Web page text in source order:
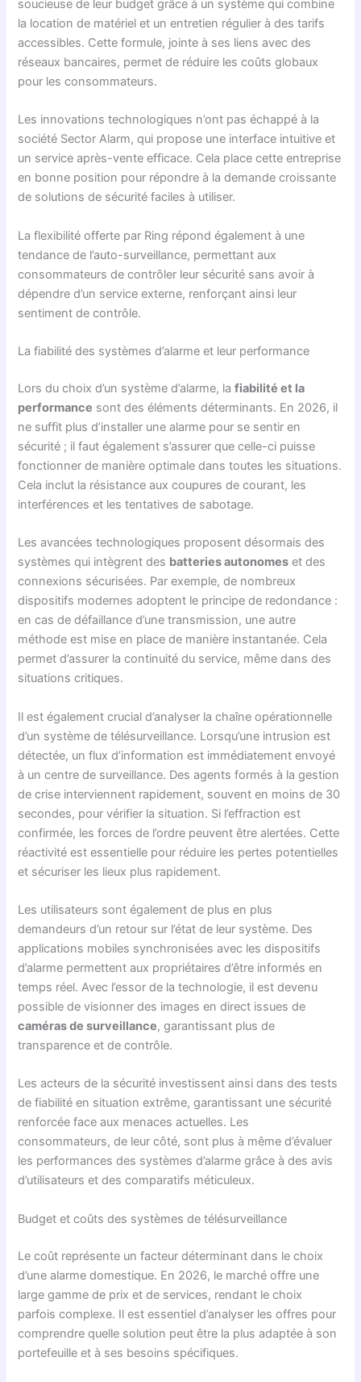
soucieuse de leur budget grâce à un système qui combine
la location de matériel et un entretien régulier à des tarifs
accessibles. Cette formule, jointe à ses liens avec des
réseaux bancaires, permet de réduire les coûts globaux
pour les consommateurs.
Les innovations technologiques n’ont pas échappé à la
société Sector Alarm, qui propose une interface intuitive et
un service après-vente efficace. Cela place cette entreprise
en bonne position pour répondre à la demande croissante
de solutions de sécurité faciles à utiliser.
La flexibilité offerte par Ring répond également à une
tendance de l’auto-surveillance, permettant aux
consommateurs de contrôler leur sécurité sans avoir à
dépendre d’un service externe, renforçant ainsi leur
sentiment de contrôle.
La fiabilité des systèmes d’alarme et leur performance
Lors du choix d’un système d’alarme, lafiabilité et la
performance sont des éléments déterminants. En 2026, il
ne suffit plus d’installer une alarme pour se sentir en
sécurité ; il faut également s’assurer que celle-ci puisse
fonctionner de manière optimale dans toutes les situations.
Cela inclut la résistance aux coupures de courant, les
interférences et les tentatives de sabotage.
Les avancées technologiques proposent désormais des
systèmes qui intègrent des batteries autonomes et des
connexions sécurisées. Par exemple, de nombreux
dispositifs modernes adoptent le principe de redondance :
en cas de défaillance d’une transmission, une autre
méthode est mise en place de manière instantanée. Cela
permet d’assurer la continuité du service, même dans des
situations critiques.
Il est également crucial d’analyser la chaîne opérationnelle
d’un système de télésurveillance. Lorsqu’une intrusion est
détectée, un flux d’information est immédiatement envoyé
à un centre de surveillance. Des agents formés à la gestion
de crise interviennent rapidement, souvent en moins de 30
secondes, pour vérifier la situation. Si l’effraction est
confirmée, les forces de l’ordre peuvent être alertées. Cette
réactivité est essentielle pour réduire les pertes potentielles
et sécuriser les lieux plus rapidement.
Les utilisateurs sont également de plus en plus
demandeurs d’un retour sur l’état de leur système. Des
applications mobiles synchronisées avec les dispositifs
d’alarme permettent aux propriétaires d’être informés en
temps réel. Avec l’essor de la technologie, il est devenu
possible de visionner des images en direct issues de
caméras de surveillance, garantissant plus de
transparence et de contrôle.
Les acteurs de la sécurité investissent ainsi dans des tests
de fiabilité en situation extrême, garantissant une sécurité
renforcée face aux menaces actuelles. Les
consommateurs, de leur côté, sont plus à même d’évaluer
les performances des systèmes d’alarme grâce à des avis
d’utilisateurs et des comparatifs méticuleux.
Budget et coûts des systèmes de télésurveillance
Le coût représente un facteur déterminant dans le choix
d’une alarme domestique. En 2026, le marché offre une
large gamme de prix et de services, rendant le choix
parfois complexe. Il est essentiel d’analyser les offres pour
comprendre quelle solution peut être la plus adaptée à son
portefeuille et à ses besoins spécifiques.